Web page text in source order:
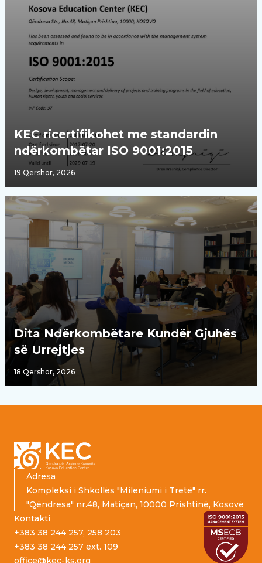
KEC ricertifikohet me standardin
ndërkombëtar ISO 9001:2015
19 Qershor, 2026
Dita Ndërkombëtare Kundër Gjuhës
së Urrejtjes
18 Qershor, 2026
Adresa
Kompleksi i Shkollës "Mileniumi i Tretë" rr.
"Qëndresa" nr.48, Matiçan, 10000 Prishtinë, Kosovë
Kontakti
+383 38 244 257, 258 203
+383 38 244 257 ext. 109
office@kec-ks.org